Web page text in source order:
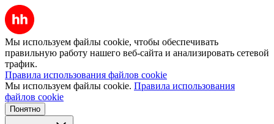
Мы используем файлы cookie, чтобы обеспечивать
правильную работу нашего веб-сайта и анализировать сетевой
трафик.
Правила использования файлов cookie
Мы используем файлы cookie. Правила использования
файлов cookie
Понятно